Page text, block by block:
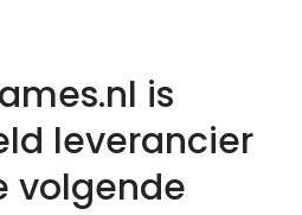
is
leverancier
volgende